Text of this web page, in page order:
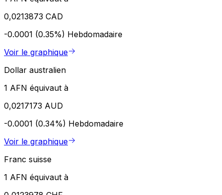
0,0213873 CAD
-0.0001 (0.35%) Hebdomadaire
Voir le graphique
Dollar australien
1 AFN équivaut à
0,0217173 AUD
-0.0001 (0.34%) Hebdomadaire
Voir le graphique
Franc suisse
1 AFN équivaut à